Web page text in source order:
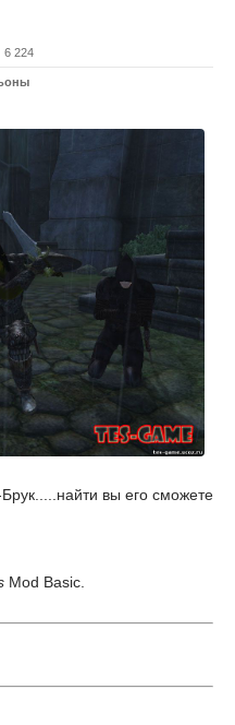
6 224
вы его сможете
Mod Basic.